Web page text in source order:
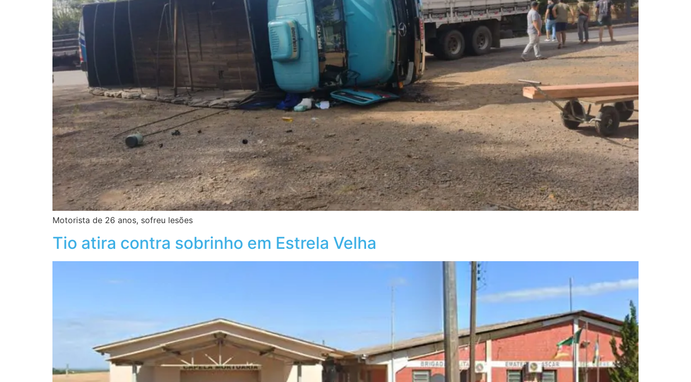
Motorista de 26 anos, sofreu lesões
Tio atira contra sobrinho em Estrela Velha